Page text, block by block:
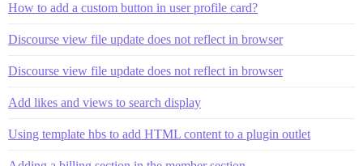
How to add a custom button in user profile card?
Discourse view file update does not reflect in browser
Discourse view file update does not reflect in browser
Add likes and views to search display
Using template hbs to add HTML content to a plugin outlet